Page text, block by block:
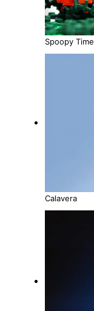
Spoopy Time
Calavera